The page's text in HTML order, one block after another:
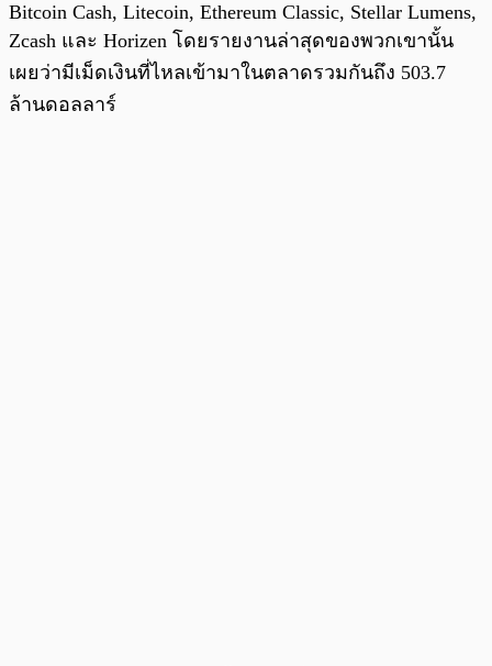
Bitcoin Cash, Litecoin, Ethereum Classic, Stellar Lumens,
Zcash และ Horizen โดยรายงานล่าสุดของพวกเขานั้น
เผยว่ามีเม็ดเงินที่ไหลเข้ามาในตลาดรวมกันถึง 503.7
ล้านดอลลาร์